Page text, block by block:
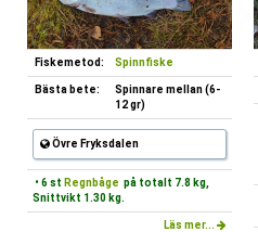
Fiskemetod: Spinnfiske
Bästa bete:
Spinnare mellan (6-
12 gr)
Övre Fryksdalen
• 6 st Regnbåge på totalt 7.8 kg,
Snittvikt 1.30 kg.
Läs mer...